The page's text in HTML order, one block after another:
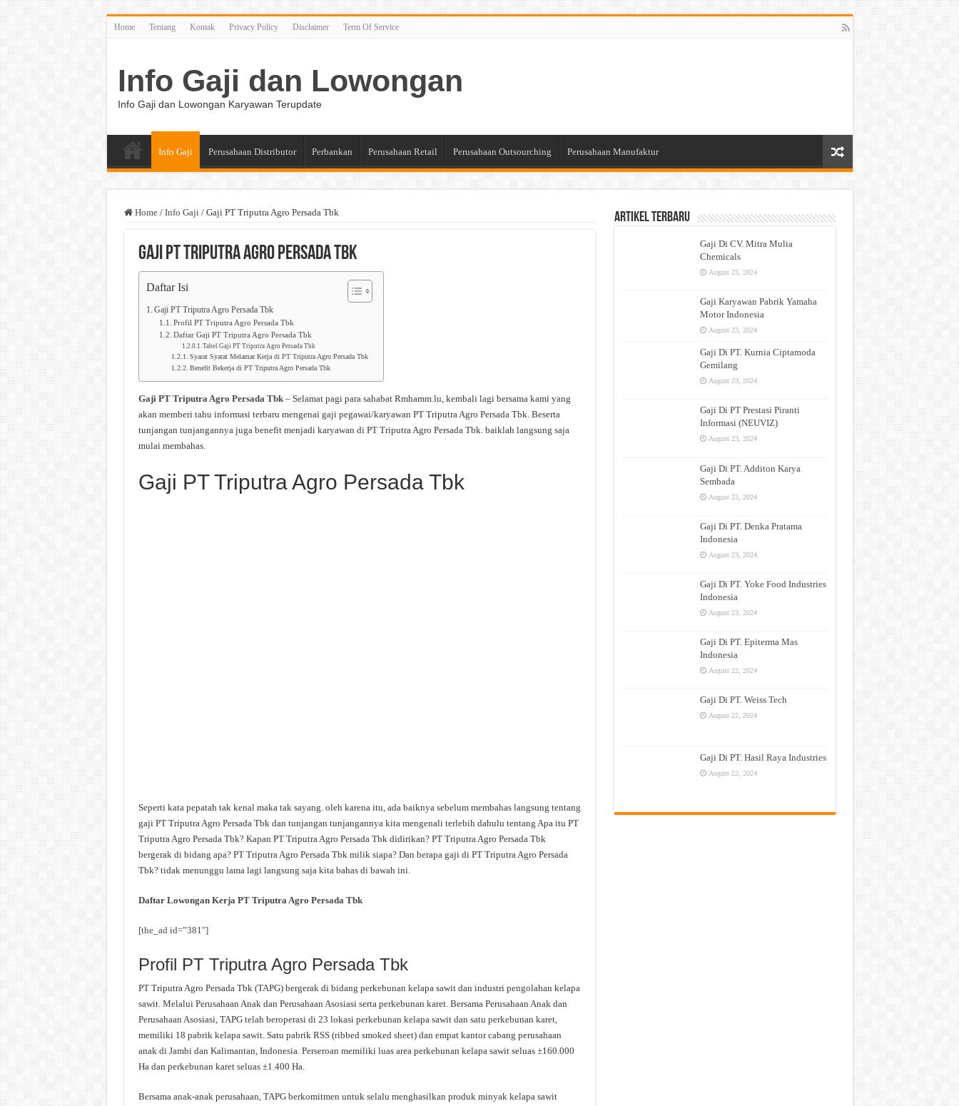
Home Tentang Kontak Privacy Policy Disclaimer Term Of Service
Info Gaji dan Lowongan
Info Gaji dan Lowongan Karyawan Terupdate
Info Gaji Perusahaan Distributor Perbankan Perusahaan Retail Perusahaan Outsourching Perusahaan Manufaktur
Home / Info Gaji / Gaji PT Triputra Agro Persada Tbk
Gaji PT Triputra Agro Persada Tbk
Daftar Isi
Gaji PT Triputra Agro Persada Tbk
Profil PT Triputra Agro Persada Tbk
Daftar Gaji PT Triputra Agro Persada Tbk
Tabel Gaji PT Triputra Agro Persada Tbk
Syarat Syarat Melamar Kerja di PT Triputra Agro Persada Tbk
Benefit Bekerja di PT Triputra Agro Persada Tbk
Gaji PT Triputra Agro Persada Tbk– Selamat pagi para sahabat Rmhamm.lu, kembali lagi bersama kami yang
akan memberi tahu informasi terbaru mengenai gaji pegawai/karyawan PT Triputra Agro Persada Tbk. Beserta
tunjangan tunjangannya juga benefit menjadi karyawan di PT Triputra Agro Persada Tbk. baiklah langsung saja
mulai membahas.
Gaji PT Triputra Agro Persada Tbk
Seperti kata pepatah tak kenal maka tak sayang. oleh karena itu, ada baiknya sebelum membahas langsung tentang
gaji PT Triputra Agro Persada Tbk dan tunjangan tunjangannya kita mengenali terlebih dahulu tentang Apa itu PT
Triputra Agro Persada Tbk? Kapan PT Triputra Agro Persada Tbk didirikan? PT Triputra Agro Persada Tbk
bergerak di bidang apa? PT Triputra Agro Persada Tbk milik siapa? Dan berapa gaji di PT Triputra Agro Persada
Tbk? tidak menunggu lama lagi langsung saja kita bahas di bawah ini.
Daftar Lowongan Kerja PT Triputra Agro Persada Tbk
[the_ad id=”381″]
Profil PT Triputra Agro Persada Tbk
PT Triputra Agro Persada Tbk (TAPG) bergerak di bidang perkebunan kelapa sawit dan industri pengolahan kelapa
sawit. Melalui Perusahaan Anak dan Perusahaan Asosiasi serta perkebunan karet. Bersama Perusahaan Anak dan
Perusahaan Asosiasi, TAPG telah beroperasi di 23 lokasi perkebunan kelapa sawit dan satu perkebunan karet,
memiliki 18 pabrik kelapa sawit. Satu pabrik RSS (ribbed smoked sheet) dan empat kantor cabang perusahaan
anak di Jambi dan Kalimantan, Indonesia. Perseroan memiliki luas area perkebunan kelapa sawit seluas ±160.000
Ha dan perkebunan karet seluas ±1.400 Ha.
Bersama anak-anak perusahaan, TAPG berkomitmen untuk selalu menghasilkan produk minyak kelapa sawit
Artikel Terbaru
Gaji Di CV. Mitra Mulia
Chemicals
August 23, 2024
Gaji Karyawan Pabrik Yamaha
Motor Indonesia
August 23, 2024
Gaji Di PT. Kurnia Ciptamoda
Gemilang
August 23, 2024
Gaji Di PT Prestasi Piranti
Informasi (NEUVIZ)
August 23, 2024
Gaji Di PT. Additon Karya
Sembada
August 23, 2024
Gaji Di PT. Denka Pratama
Indonesia
August 23, 2024
Gaji Di PT. Yoke Food Industries
Indonesia
August 23, 2024
Gaji Di PT. Epiterma Mas
Indonesia
August 22, 2024
Gaji Di PT. Weiss Tech
August 22, 2024
Gaji Di PT. Hasil Raya Industries
August 22, 2024